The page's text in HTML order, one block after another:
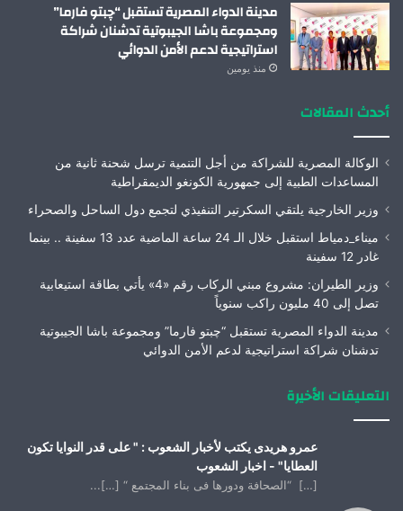
مدينة الدواء المصرية تستقبل “چبتو فارما”
ومجموعة باشا الجيبوتية تدشنان شراكة
استراتيجية لدعم الأمن الدوائي
منذ يومين
أحدث المقالات
الوكالة المصرية للشراكة من أجل التنمية ترسل شحنة ثانية من
المساعدات الطبية إلى جمهورية الكونغو الديمقراطية
وزير الخارجية يلتقي السكرتير التنفيذي لتجمع دول الساحل والصحراء
ميناء_دمياط استقبل خلال الـ 24 ساعة الماضية عدد 13 سفينة .. بينما
غادر 12 سفينة
وزير الطيران: مشروع مبني الركاب رقم «4» يأتي بطاقة استيعابية
تصل إلى 40 مليون راكب سنوياً
مدينة الدواء المصرية تستقبل “چبتو فارما” ومجموعة باشا الجيبوتية
تدشنان شراكة استراتيجية لدعم الأمن الدوائي
التعليقات الأخيرة
عمرو هريدى يكتب لأخبار الشعوب : " على قدر النوايا تكون
العطايا" - اخبار الشعوب
[…] “الصحافة ودورها فى بناء المجتمع “ […]...